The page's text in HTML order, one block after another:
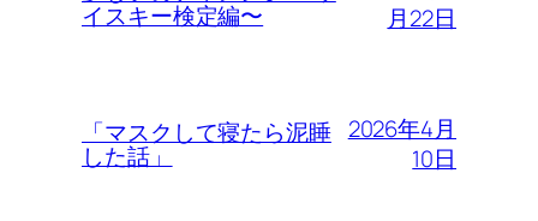
イスキー検定編〜
月22日
「マスクして寝たら泥睡
した話」
2026年4月
10日